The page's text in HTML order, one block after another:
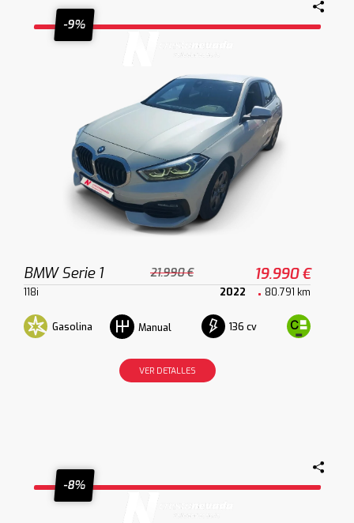
-9%
BMW Serie 1 21.990 € 19.990 €
118i 2022 80.791 km
Gasolina Manual 136 cv
VER DETALLES
-8%